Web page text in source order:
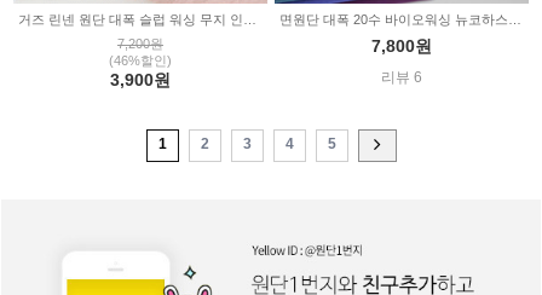
7,200원
(46%할인)
3,900원
7,800원
리뷰 6
1 2 3 4 5